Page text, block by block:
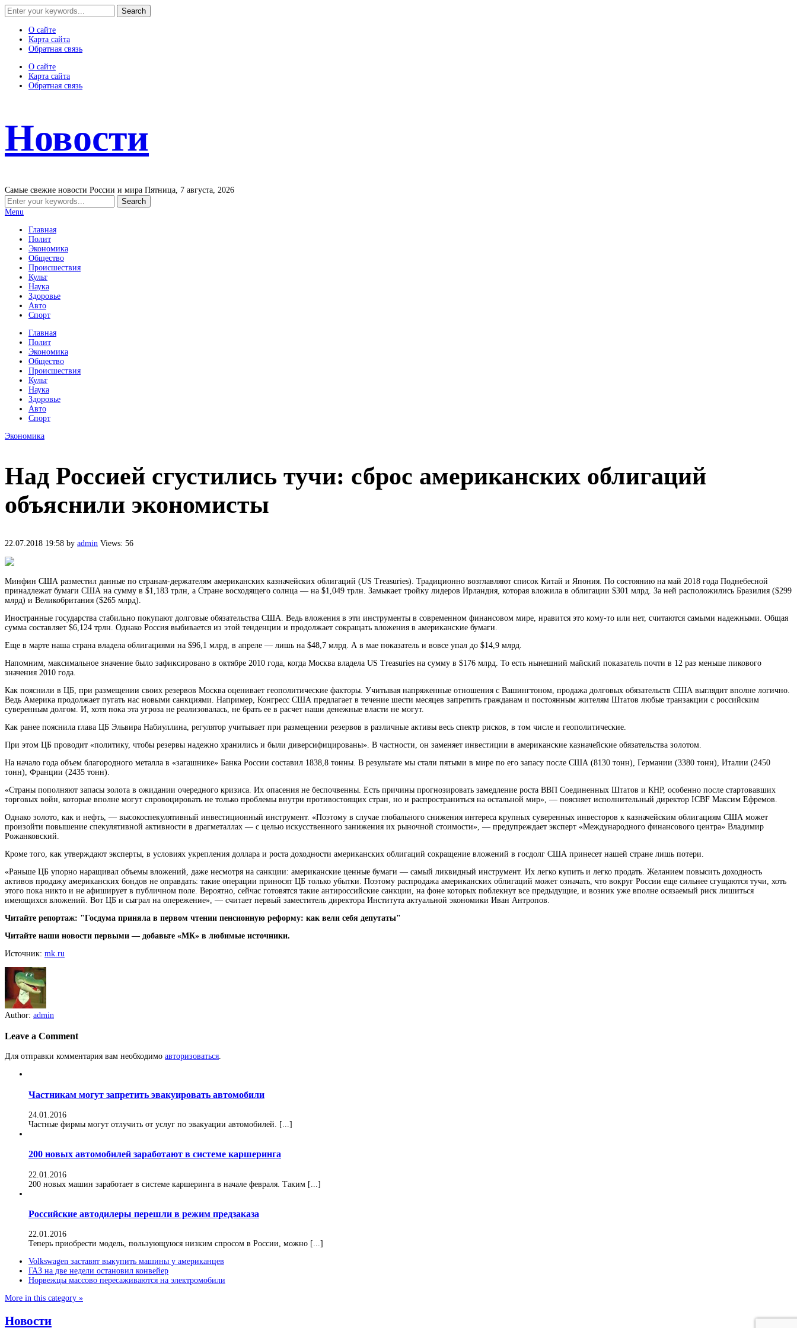
О сайте
Карта сайта
Обратная связь
О сайте
Карта сайта
Обратная связь
Новости
Самые свежие новости России и мира Пятница, 7 августа, 2026
Menu
Главная
Полит
Экономика
Общество
Происшествия
Культ
Наука
Здоровье
Авто
Спорт
Главная
Полит
Экономика
Общество
Происшествия
Культ
Наука
Здоровье
Авто
Спорт
Экономика
Над Россией сгустились тучи: сброс американских облигаций
объяснили экономисты
22.07.2018 19:58 by admin Views: 56
Минфин США разместил данные по странам-держателям американских казначейских облигаций (US Treasuries). Традиционно возглавляют список Китай и Япония. По состоянию на май 2018 года Поднебесной
принадлежат бумаги США на сумму в $1,183 трлн, а Стране восходящего солнца — на $1,049 трлн. Замыкает тройку лидеров Ирландия, которая вложила в облигации $301 млрд. За ней расположились Бразилия ($299
млрд) и Великобритания ($265 млрд).
Иностранные государства стабильно покупают долговые обязательства США. Ведь вложения в эти инструменты в современном финансовом мире, нравится это кому-то или нет, считаются самыми надежными. Общая
сумма составляет $6,124 трлн. Однако Россия выбивается из этой тенденции и продолжает сокращать вложения в американские бумаги.
Еще в марте наша страна владела облигациями на $96,1 млрд, в апреле — лишь на $48,7 млрд. А в мае показатель и вовсе упал до $14,9 млрд.
Напомним, максимальное значение было зафиксировано в октябре 2010 года, когда Москва владела US Treasuries на сумму в $176 млрд. То есть нынешний майский показатель почти в 12 раз меньше пикового
значения 2010 года.
Как пояснили в ЦБ, при размещении своих резервов Москва оценивает геополитические факторы. Учитывая напряженные отношения с Вашингтоном, продажа долговых обязательств США выглядит вполне логично.
Ведь Америка продолжает пугать нас новыми санкциями. Например, Конгресс США предлагает в течение шести месяцев запретить гражданам и постоянным жителям Штатов любые транзакции с российским
суверенным долгом. И, хотя пока эта угроза не реализовалась, не брать ее в расчет наши денежные власти не могут.
Как ранее пояснила глава ЦБ Эльвира Набиуллина, регулятор учитывает при размещении резервов в различные активы весь спектр рисков, в том числе и геополитические.
При этом ЦБ проводит «политику, чтобы резервы надежно хранились и были диверсифицированы». В частности, он заменяет инвестиции в американские казначейские обязательства золотом.
На начало года объем благородного металла в «загашнике» Банка России составил 1838,8 тонны. В результате мы стали пятыми в мире по его запасу после США (8130 тонн), Германии (3380 тонн), Италии (2450
тонн), Франции (2435 тонн).
«Страны пополняют запасы золота в ожидании очередного кризиса. Их опасения не беспочвенны. Есть причины прогнозировать замедление роста ВВП Соединенных Штатов и КНР, особенно после стартовавших
торговых войн, которые вполне могут спровоцировать не только проблемы внутри противостоящих стран, но и распространиться на остальной мир», — поясняет исполнительный директор ICBF Максим Ефремов.
Однако золото, как и нефть, — высокоспекулятивный инвестиционный инструмент. «Поэтому в случае глобального снижения интереса крупных суверенных инвесторов к казначейским облигациям США может
произойти повышение спекулятивной активности в драгметаллах — с целью искусственного занижения их рыночной стоимости», — предупреждает эксперт «Международного финансового центра» Владимир
Рожанковский.
Кроме того, как утверждают эксперты, в условиях укрепления доллара и роста доходности американских облигаций сокращение вложений в госдолг США принесет нашей стране лишь потери.
«Раньше ЦБ упорно наращивал объемы вложений, даже несмотря на санкции: американские ценные бумаги — самый ликвидный инструмент. Их легко купить и легко продать. Желанием повысить доходность
активов продажу американских бондов не оправдать: такие операции приносят ЦБ только убытки. Поэтому распродажа американских облигаций может означать, что вокруг России еще сильнее сгущаются тучи, хоть
этого пока никто и не афиширует в публичном поле. Вероятно, сейчас готовятся такие антироссийские санкции, на фоне которых поблекнут все предыдущие, и возник уже вполне осязаемый риск лишиться
имеющихся вложений. Вот ЦБ и сыграл на опережение», — считает первый заместитель директора Института актуальной экономики Иван Антропов.
Читайте репортаж: "Госдума приняла в первом чтении пенсионную реформу: как вели себя депутаты"
Читайте наши новости первыми — добавьте «МК» в любимые источники.
Источник: mk.ru
Author: admin
Leave a Comment
Для отправки комментария вам необходимо авторизоваться.
Частникам могут запретить эвакуировать автомобили
24.01.2016
Частные фирмы могут отлучить от услуг по эвакуации автомобилей. [...]
200 новых автомобилей заработают в системе каршеринга
22.01.2016
200 новых машин заработает в системе каршеринга в начале февраля. Таким [...]
Российские автодилеры перешли в режим предзаказа
22.01.2016
Теперь приобрести модель, пользующуюся низким спросом в России, можно [...]
Volkswagen заставят выкупить машины у американцев
ГАЗ на две недели остановил конвейер
Норвежцы массово пересаживаются на электромобили
More in this category »
Новости